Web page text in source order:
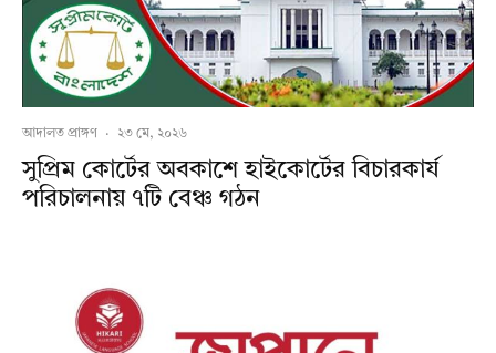
আদালত প্রাঙ্গণ · ২৩ মে, ২০২৬
সুপ্রিম কোর্টের অবকাশে হাইকোর্টের বিচারকার্য
পরিচালনায় ৭টি বেঞ্চ গঠন